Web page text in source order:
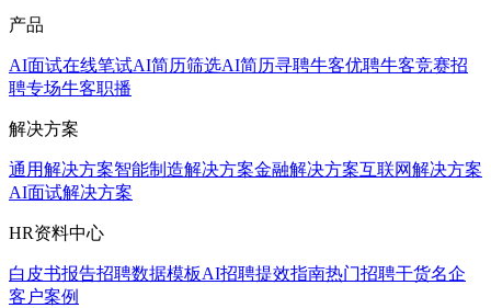
产品
AI面试在线笔试AI简历筛选AI简历寻聘牛客优聘牛客竞赛招
聘专场牛客职播
解决方案
通用解决方案智能制造解决方案金融解决方案互联网解决方案
AI面试解决方案
HR资料中心
白皮书报告招聘数据模板AI招聘提效指南热门招聘干货名企
客户案例